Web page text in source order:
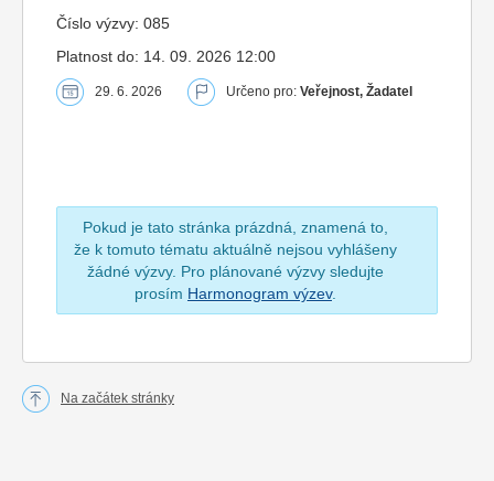
Číslo výzvy: 085
Platnost do: 14. 09. 2026 12:00
29. 6. 2026 Určeno pro: Veřejnost, Žadatel
Pokud je tato stránka prázdná, znamená to,
že k tomuto tématu aktuálně nejsou vyhlášeny
žádné výzvy. Pro plánované výzvy sledujte
prosím Harmonogram výzev.
Na začátek stránky